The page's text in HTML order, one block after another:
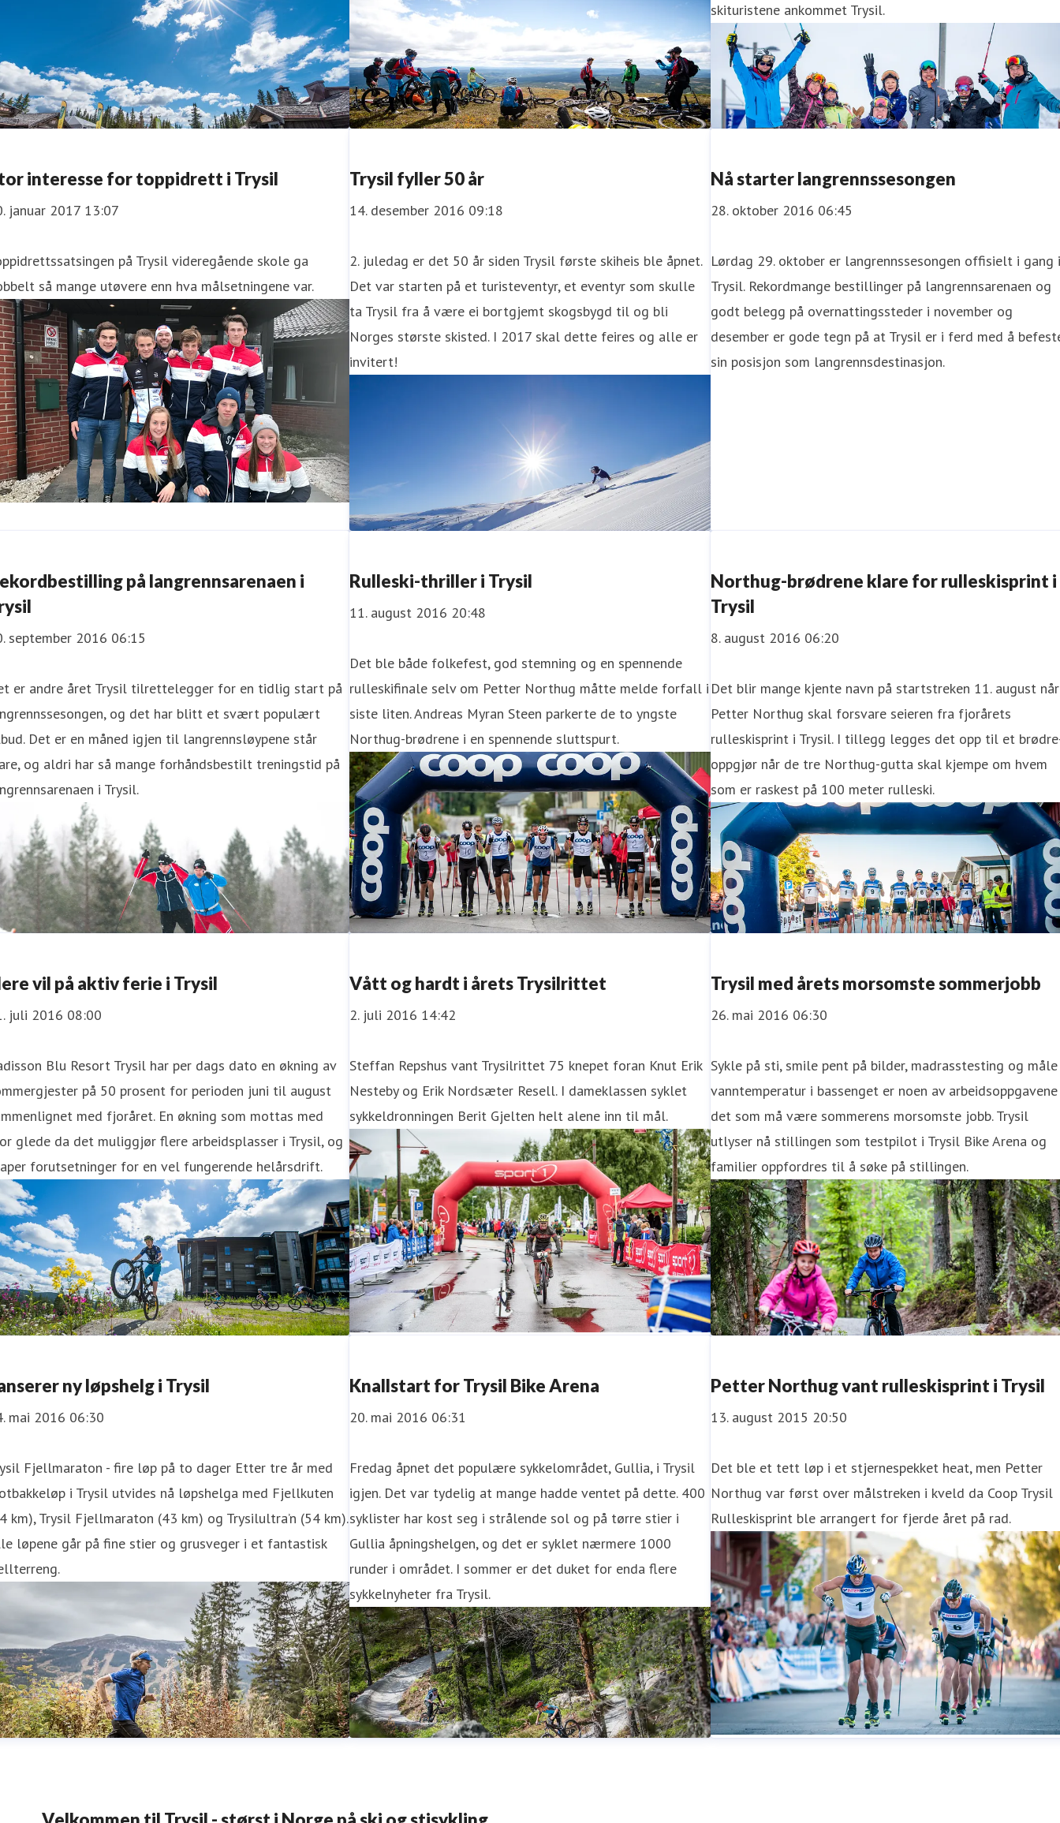
skituristene ankommet Trysil.
interesse for toppidrett i Trysil
januar 2017 13:07
på Trysil videregående skole ga
så mange utøvere enn hva målsetningene var.
Trysil fyller 50 år
14. desember 2016 09:18
2. juledag er det 50 år siden Trysil første skiheis ble åpnet.
Det var starten på et turisteventyr, et eventyr som skulle
ta Trysil fra å være ei bortgjemt skogsbygd til og bli
Norges største skisted. I 2017 skal dette feires og alle er
invitert!
Nå starter langrennssesongen
28. oktober 2016 06:45
Lørdag 29. oktober er langrennssesongen offisielt i gang
Trysil. Rekordmange bestillinger på langrennsarenaen og
godt belegg på overnattingssteder i november og
desember er gode tegn på at Trysil er i ferd med å
sin posisjon som langrennsdestinasjon.
på langrennsarenaen i
september 2016 06:15
er andre året Trysil tilrettelegger for en tidlig start på
og det har blitt et svært populært
Det er en måned igjen til langrennsløypene står
og aldri har så mange forhåndsbestilt treningstid på
i Trysil.
Rulleski-thriller i Trysil
11. august 2016 20:48
​Det ble både folkefest, god stemning og en spennende
rulleskifinale selv om Petter Northug måtte melde forfall i
siste liten. Andreas Myran Steen parkerte de to yngste
Northug-brødrene i en spennende sluttspurt.
Northug-brødrene klare for rulleskisprint i
Trysil
8. august 2016 06:20
Det blir mange kjente navn på startstreken 11. august når
Petter Northug skal forsvare seieren fra fjorårets
rulleskisprint i Trysil. I tillegg legges det opp til et
oppgjør når de tre Northug-gutta skal kjempe om hvem
som er raskest på 100 meter rulleski.
vil på aktiv ferie i Trysil
juli 2016 08:00
Blu Resort Trysil har per dags dato en økning av
på 50 prosent for perioden juni til august
med fjoråret. En økning som mottas med
glede da det muliggjør flere arbeidsplasser i Trysil, og
forutsetninger for en vel fungerende helårsdrift.
Vått og hardt i årets Trysilrittet
2. juli 2016 14:42
Steffan Repshus vant Trysilrittet 75 knepet foran Knut Erik
Nesteby og Erik Nordsæter Resell. I dameklassen syklet
sykkeldronningen Berit Gjelten helt alene inn til mål.
Trysil med årets morsomste sommerjobb
26. mai 2016 06:30
Sykle på sti, smile pent på bilder, madrasstesting og måle
vanntemperatur i bassenget er noen av
det som må være sommerens morsomste jobb. Trysil
utlyser nå stillingen som testpilot i Trysil Bike Arena og
familier oppfordres til å søke på stillingen.
ny løpshelg i Trysil
mai 2016 06:30
Fjellmaraton - fire løp på to dager Etter tre år med
i Trysil utvides nå løpshelga med Fjellkuten
km), Trysil Fjellmaraton (43 km) og Trysilultra’n (54 km).
løpene går på fine stier og grusveger i et fantastisk
Knallstart for Trysil Bike Arena
20. mai 2016 06:31
Fredag åpnet det populære sykkelområdet, Gullia, i Trysil
igjen. Det var tydelig at mange hadde ventet på dette. 400
syklister har kost seg i strålende sol og på tørre stier i
Gullia åpningshelgen, og det er syklet nærmere 1000
runder i området. I sommer er det duket for enda flere
sykkelnyheter fra Trysil.
Petter Northug vant rulleskisprint i Trysil
13. august 2015 20:50
Det ble et tett løp i et stjernespekket heat, men Petter
Northug var først over målstreken i kveld da Coop Trysil
Rulleskisprint ble arrangert for fjerde året på rad.